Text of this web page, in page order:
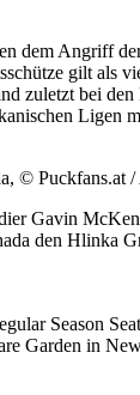
dem Angriff
gilt als
zuletzt bei
Ligen
© Puckfans.at /
Gavin
den Hlinka
Season
Garden in